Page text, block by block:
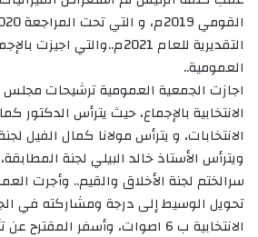
التقديرية للعام
العمومية..
اجازت الجمعية العمومية ترشيحات مجلس
الانتخابية بالإجماع، حيث يترأس الدكتور
الانتخابات، و يترأس مولانا كمال الفيل
ويترأس الأستاذ خالد البيلي لجنة
سرالختم لجنة الأخلاق والقيم.. وأجرت
تحويل الوسيط إلى درجة ومشاركته في